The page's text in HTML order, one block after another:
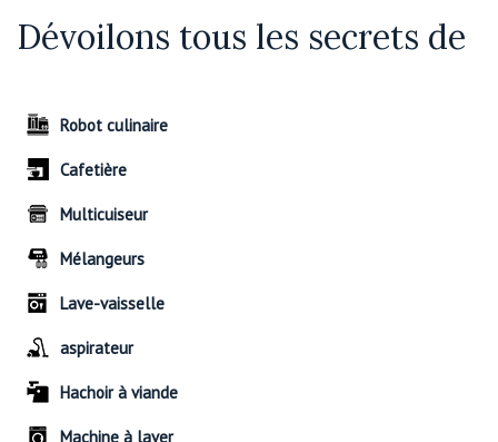
Dévoilons tous les secrets de
Robot culinaire
Cafetière
Multicuiseur
Mélangeurs
Lave-vaisselle
aspirateur
Hachoir à viande
Machine à laver